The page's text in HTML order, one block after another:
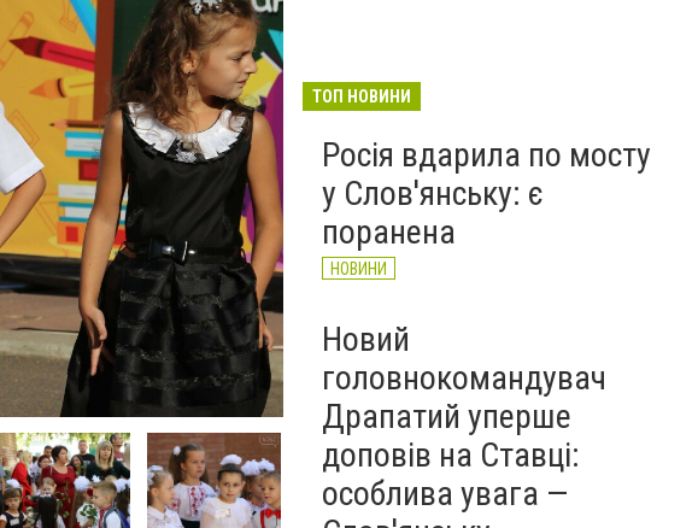
річний чоловік у реанімації
ТОП НОВИНИ
Росія вдарила по мосту
у Слов'янську: є
поранена
НОВИНИ
Новий
головнокомандувач
Драпатий уперше
доповів на Ставці:
особлива увага —